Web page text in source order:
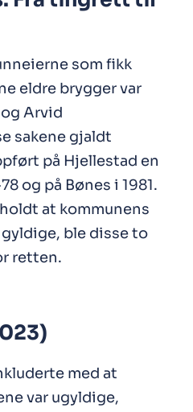
som fikk
eldre brygger var
Arvid
sakene gjaldt
på Hjellestad en
og på Bønes i 1981.
at kommunens
ble disse to
retten.
med at
var ugyldige,